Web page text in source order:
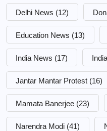
Delhi News (12)
Education News (13)
India News (17)
Jantar Mantar Protest (16)
Mamata Banerjee (23)
Narendra Modi (41)